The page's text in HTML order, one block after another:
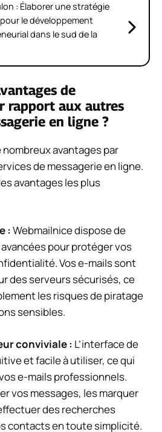
: Élaborer une stratégie
le développement
dans le sud de la
de
rapport aux autres
en ligne ?
avantages par
de messagerie en ligne.
avantages les plus
: Webmailnice dispose de
pour protéger vos
Vos e-mails sont
des serveurs sécurisés, ce
les risques de piratage
sensibles.
conviviale : L’interface de
et facile à utiliser, ce qui
e-mails professionnels.
vos messages, les marquer
des recherches
contacts en toute simplicité.